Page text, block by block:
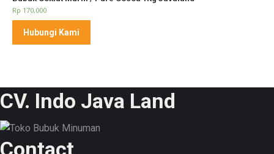
Rp 170,000
Hubungi Kami
CV. Indo Java Land
Contact